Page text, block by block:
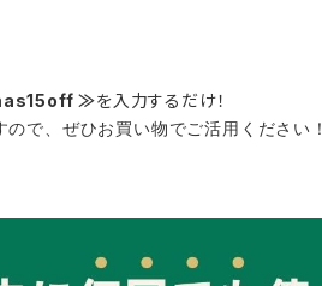
≫を入力するだけ！
で、ぜひお買い物でご活用ください！